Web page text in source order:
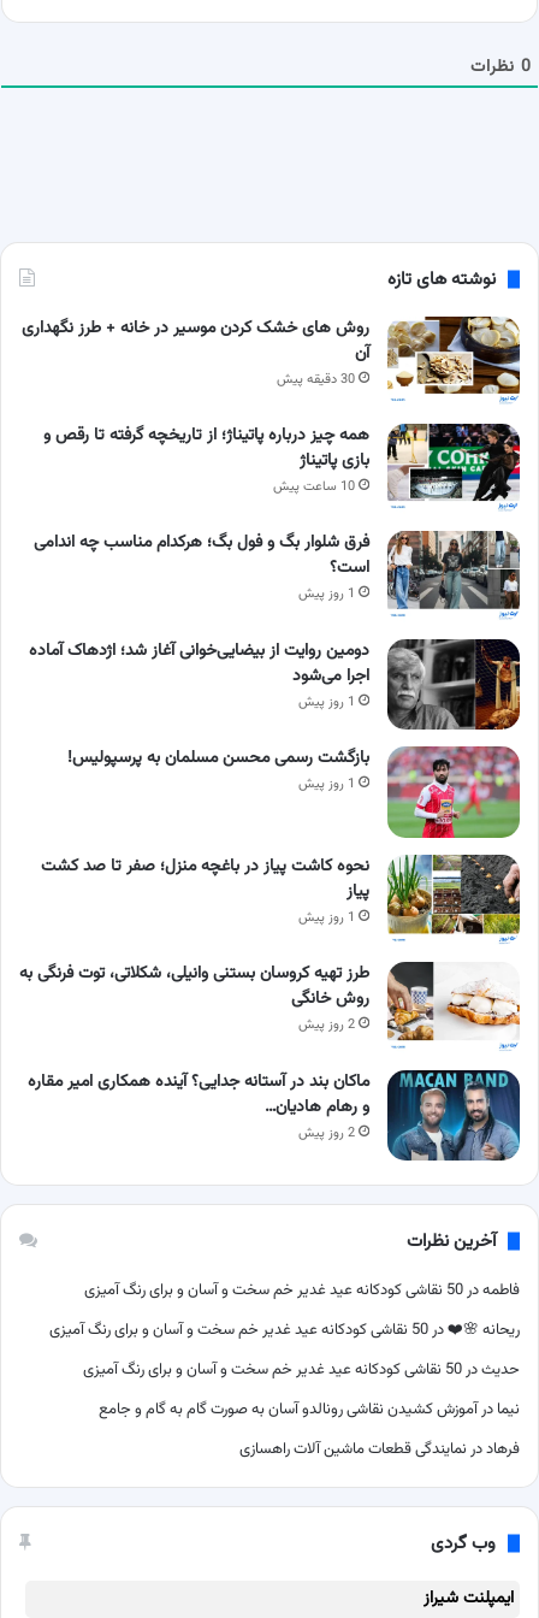
م
0 نظرات
نوشته های تازه
روش های خشک کردن موسیر در خانه + طرز نگهداری
آن
30 دقیقه پیش
همه چیز درباره پاتیناژ؛ از تاریخچه گرفته تا رقص و
بازی پاتیناژ
10 ساعت پیش
فرق شلوار بگ و فول بگ؛ هرکدام مناسب چه اندامی
است؟
1 روز پیش
دومین روایت از بیضایی‌خوانی آغاز شد؛ اژدهاک آماده
اجرا می‌شود
1 روز پیش
بازگشت رسمی محسن مسلمان به پرسپولیس!
1 روز پیش
نحوه کاشت پیاز در باغچه منزل؛ صفر تا صد کشت
پیاز
1 روز پیش
طرز تهیه کروسان بستنی وانیلی، شکلاتی، توت فرنگی به
روش خانگی
2 روز پیش
ماکان بند در آستانه جدایی؟ آینده همکاری امیر مقاره
و رهام هادیان…
2 روز پیش
آخرین نظرات
فاطمهدر 50 نقاشی کودکانه عید غدیر خم سخت و آسان و برای رنگ آمیزی
ریحانه 🌸❤️در 50 نقاشی کودکانه عید غدیر خم سخت و آسان و برای رنگ آمیزی
حدیثدر 50 نقاشی کودکانه عید غدیر خم سخت و آسان و برای رنگ آمیزی
نیما درآموزش کشیدن نقاشی رونالدو آسان به صورت گام به گام و جامع
فرهاددر نمایندگی قطعات ماشین آلات راهسازی
وب گردی
ایمپلنت شیراز